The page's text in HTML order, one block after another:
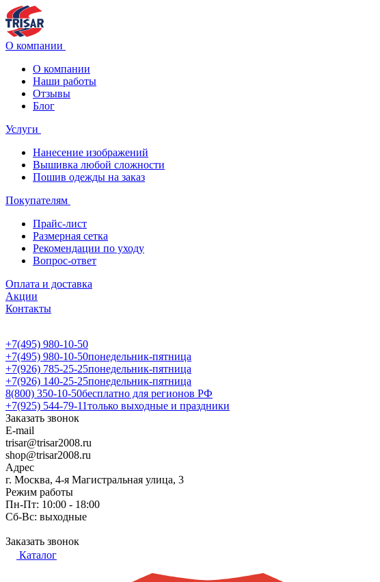
О компании
О компании
Наши работы
Отзывы
Блог
Услуги
Нанесение изображений
Вышивка любой сложности
Пошив одежды на заказ
Покупателям
Прайс-лист
Размерная сетка
Рекомендации по уходу
Вопрос-ответ
Оплата и доставка
Акции
Контакты
+7(495) 980-10-50
+7(495) 980-10-50понедельник-пятница
+7(926) 785-25-25понедельник-пятница
+7(926) 140-25-25понедельник-пятница
8(800) 350-10-50бесплатно для регионов РФ
+7(925) 544-79-11только выходные и праздники
Заказать звонок
E-mail
trisar@trisar2008.ru
shop@trisar2008.ru
Адрес
г. Москва, 4-я Магистральная улица, 3
Режим работы
Пн-Пт: 10:00 - 18:00
Сб-Вс: выходные
Заказать звонок
Каталог